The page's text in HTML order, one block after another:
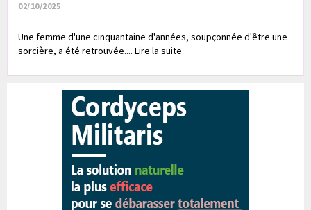
02/10/2025
Une femme d'une cinquantaine d'années, soupçonnée d'être une
sorcière, a été retrouvée.... Lire la suite